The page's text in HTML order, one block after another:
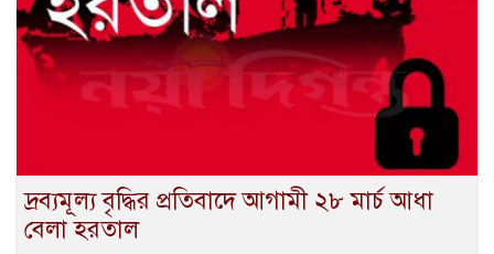
দ্রব্যমূল্য বৃদ্ধির প্রতিবাদে আগামী ২৮ মার্চ আধা
বেলা হরতাল